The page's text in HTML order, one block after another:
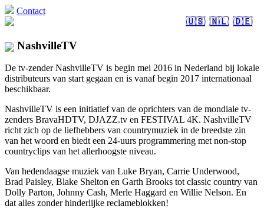
Contact
🇺🇸 🇳🇱 🇩🇪
NashvilleTV
De tv-zender NashvilleTV is begin mei 2016 in Nederland bij lokale
distributeurs van start gegaan en is vanaf begin 2017 internationaal
beschikbaar.
NashvilleTV is een initiatief van de oprichters van de mondiale tv-
zenders BravaHDTV, DJAZZ.tv en FESTIVAL 4K. NashvilleTV
richt zich op de liefhebbers van countrymuziek in de breedste zin
van het woord en biedt een 24-uurs programmering met non-stop
countryclips van het allerhoogste niveau.
Van hedendaagse muziek van Luke Bryan, Carrie Underwood,
Brad Paisley, Blake Shelton en Garth Brooks tot classic country van
Dolly Parton, Johnny Cash, Merle Haggard en Willie Nelson. En
dat alles zonder hinderlijke reclameblokken!